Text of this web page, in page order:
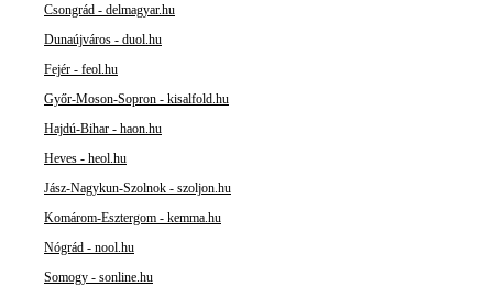
Csongrád - delmagyar.hu
Dunaújváros - duol.hu
Fejér - feol.hu
Győr-Moson-Sopron - kisalfold.hu
Hajdú-Bihar - haon.hu
Heves - heol.hu
Jász-Nagykun-Szolnok - szoljon.hu
Komárom-Esztergom - kemma.hu
Nógrád - nool.hu
Somogy - sonline.hu